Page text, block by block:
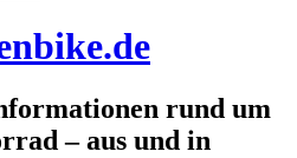
rund um
– aus und in